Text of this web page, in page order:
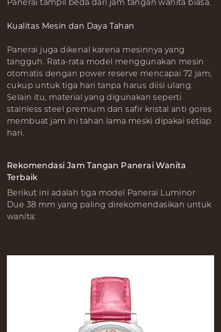
Panerai tampil beda dari jam tangan wanita biasa.
Kualitas Mesin dan Daya Tahan
Panerai juga dikenal karena mesinnya yang
tangguh. Rata-rata model menggunakan mesin
otomatis dengan power reserve mencapai 72 jam,
cukup untuk tiga hari tanpa harus diisi ulang.
Selain itu, material yang digunakan seperti
stainless steel premium dan safir kristal anti gores
membuat jam ini tahan lama meski dipakai setiap
hari.
Rekomendasi Jam Tangan Panerai Wanita
Terbaik
Berikut ini adalah tiga model Panerai Luminor
Due 38 mm yang paling direkomendasikan untuk
wanita: